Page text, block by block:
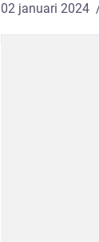
02 januari 2024